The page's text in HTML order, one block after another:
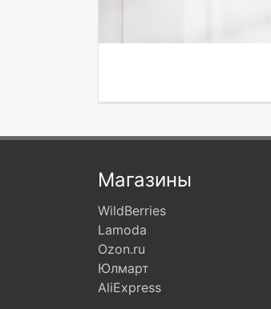
Магазины
WildBerries
Lamoda
Ozon.ru
Юлмарт
AliExpress